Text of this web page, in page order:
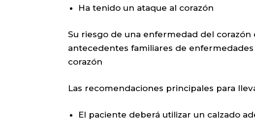
Ha tenido un ataque al corazón
Su riesgo de una enfermedad del
antecedentes familiares de
corazón
Las recomendaciones principales para
El paciente deberá utilizar un calzado